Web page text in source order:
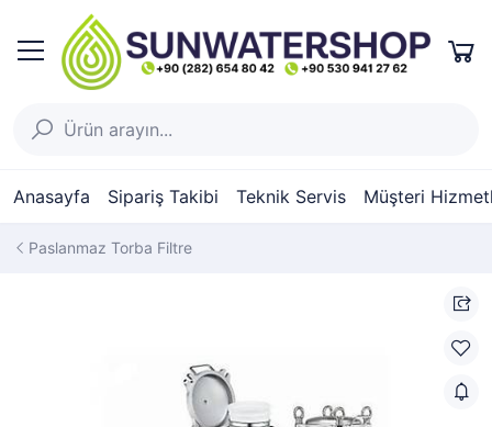
Anasayfa Sipariş Takibi Teknik Servis Müşteri
Paslanmaz Torba Filtre